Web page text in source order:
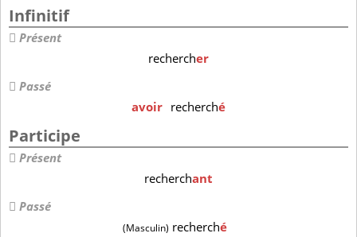
Infinitif
Présent
rechercher
Passé
avoir recherché
Participe
Présent
recherchant
Passé
(Masculin) recherché